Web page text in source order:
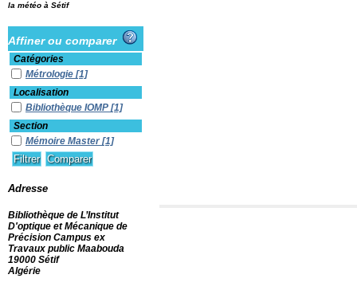
la météo à Sétif
Affiner ou comparer
Catégories
Métrologie [1]
Localisation
Bibliothèque IOMP [1]
Section
Mémoire Master[1]
Adresse
Bibliothèque de L’Institut
D'optique et Mécanique de
Précision Campus ex
Travaux public Maabouda
19000 Sétif
Algérie